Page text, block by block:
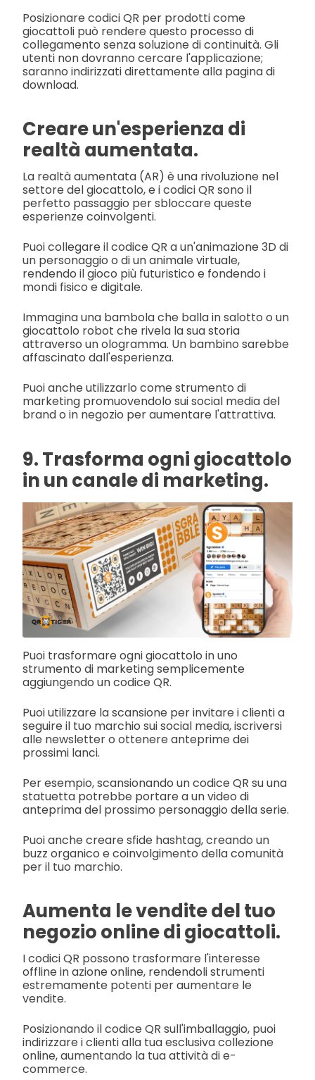
Posizionare codici QR per prodotti come
giocattoli può rendere questo processo di
collegamento senza soluzione di continuità. Gli
utenti non dovranno cercare l'applicazione;
saranno indirizzati direttamente alla pagina di
download.
Creare un'esperienza di
realtà aumentata.
La realtà aumentata (AR) è una rivoluzione nel
settore del giocattolo, e i codici QR sono il
perfetto passaggio per sbloccare queste
esperienze coinvolgenti.
Puoi collegare il codice QR a un'animazione 3D di
un personaggio o di un animale virtuale,
rendendo il gioco più futuristico e fondendo i
mondi fisico e digitale.
Immagina una bambola che balla in salotto o un
giocattolo robot che rivela la sua storia
attraverso un ologramma. Un bambino sarebbe
affascinato dall'esperienza.
Puoi anche utilizzarlo come strumento di
marketing promuovendolo sui social media del
brand o in negozio per aumentare l'attrattiva.
9. Trasforma ogni giocattolo
in un canale di marketing.
Puoi trasformare ogni giocattolo in uno
strumento di marketing semplicemente
aggiungendo un codice QR.
Puoi utilizzare la scansione per invitare i clienti a
seguire il tuo marchio sui social media, iscriversi
alle newsletter o ottenere anteprime dei
prossimi lanci.
Per esempio, scansionando un codice QR su una
statuetta potrebbe portare a un video di
anteprima del prossimo personaggio della serie.
Puoi anche creare sfide hashtag, creando un
buzz organico e coinvolgimento della comunità
per il tuo marchio.
Aumenta le vendite del tuo
negozio online di giocattoli.
I codici QR possono trasformare l'interesse
offline in azione online, rendendoli strumenti
estremamente potenti per aumentare le
vendite.
Posizionando il codice QR sull'imballaggio, puoi
indirizzare i clienti alla tua esclusiva collezione
online, aumentando la tua attività di e-
commerce.